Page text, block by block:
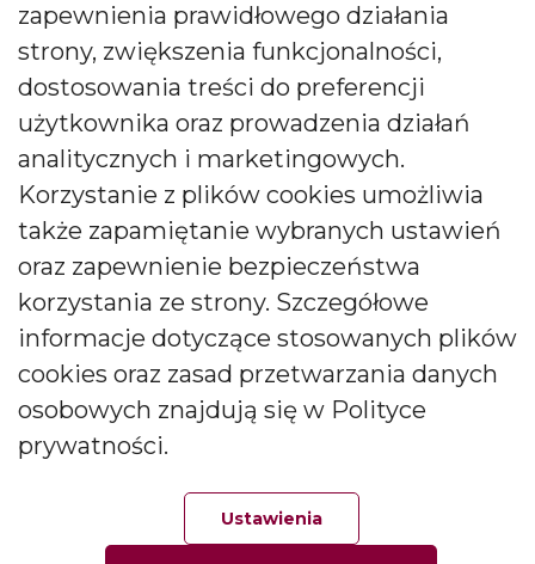
Informacje
Informacja o firmie
Kontakt
Pytania i odpowiedzi
Polityka prywatności
Moje konto
Moje zamówienia
Moje adresy
Moje informacje osobiste
Kontakt
ul. Wójcicka 12, 55-200 Bystrzyca, Polska
Zadzwoń do nas pod numer:
zapewnienia prawidłowego działania
strony, zwiększenia funkcjonalności,
dostosowania treści do preferencji
użytkownika oraz prowadzenia działań
analitycznych i marketingowych.
Korzystanie z plików cookies umożliwia
także zapamiętanie wybranych ustawień
oraz zapewnienie bezpieczeństwa
korzystania ze strony. Szczegółowe
informacje dotyczące stosowanych plików
cookies oraz zasad przetwarzania danych
osobowych znajdują się w Polityce
prywatności.
Ustawienia